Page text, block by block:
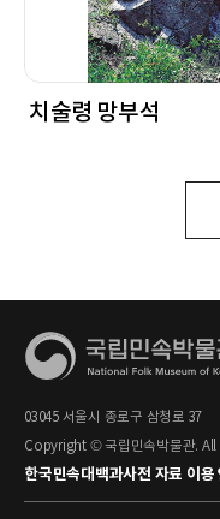
치술령 망부석
03045 서울시 종로구 삼청로 37
Copyright © 국립민속박물관. All
한국민속대백과사전 자료 이용